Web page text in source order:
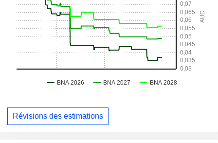
Révisions des estimations